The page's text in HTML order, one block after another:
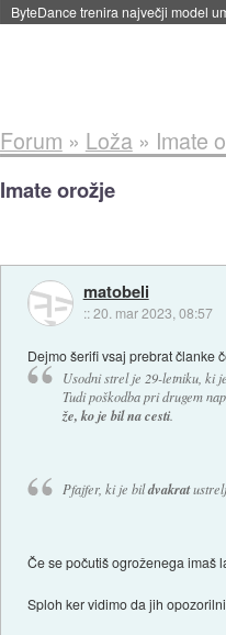
ByteDance trenira največji model
Forum » Loža» Imate
Imate orožje
matobeli
::20. mar 2023, 08:57
Dejmo šerifi vsaj prebrat članke
Usodni strel je 29-letniku, ki
Tudi poškodba pri drugem
že, ko je bil na cesti.
Pfajfer, ki je bildvakrat
Če se počutiš ogroženega imaš
Sploh ker vidimo da jih